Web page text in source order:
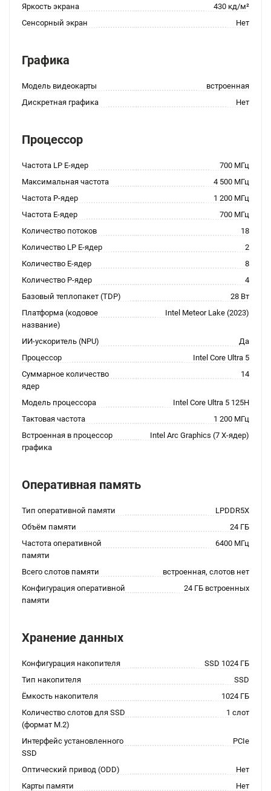
Яркость экрана
430 кд/м²
Сенсорный экран
Нет
Графика
Модель видеокарты
встроенная
Дискретная графика
Нет
Процессор
Частота LP E-ядер
700 МГц
Максимальная частота
4 500 МГц
Частота P-ядер
1 200 МГц
Частота E-ядер
700 МГц
Количество потоков
18
Количество LP E-ядер
2
Количество E-ядер
8
Количество P-ядер
4
Базовый теплопакет (TDP)
28 Вт
Платформа (кодовое
название)
Intel Meteor Lake (2023)
ИИ-ускоритель (NPU)
Да
Процессор
Intel Core Ultra 5
Суммарное количество
ядер
14
Модель процессора
Intel Core Ultra 5 125H
Тактовая частота
1 200 МГц
Встроенная в процессор
графика
Intel Arc Graphics (7 X-ядер)
Оперативная память
Тип оперативной памяти
LPDDR5X
Объём памяти
24 ГБ
Частота оперативной
памяти
6400 МГц
Всего слотов памяти
встроенная, слотов нет
Конфигурация оперативной
памяти
24 ГБ встроенных
Хранение данных
Конфигурация накопителя
SSD 1024 ГБ
Тип накопителя
SSD
Ёмкость накопителя
1024 ГБ
Количество слотов для SSD
(формат M.2)
1 слот
Интерфейс установленного
SSD
PCIe
Оптический привод (ODD)
Нет
Карты памяти
Нет